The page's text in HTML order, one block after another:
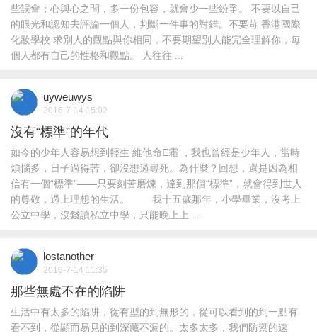
些誤會；心與心之間，多一份包容，就會少一些紛爭。 不要以自己
的眼光和認知去評論一個人，判斷一件事的對錯。不要苛 香港國際
化妝學校 求別人的觀點與你相同，不要期望別人能完全理解你，每
個人都有自己的性格和觀點。 人往往 ...
uyweuwys
2016-7-14 15:02
沒有“標準”的年代
如今的少年人容易想到輕生 維他命E霜 ，我也曾經是少年人，當時
煩惱多，日子過得苦，卻沒想過尋死。為什麼？回想，還是因為相
信有一個“標準”——只要刻苦磨煉，達到那個“標準”，就會得到世人
的尊敬，過上理想的生活。 我十五歲那年，小學畢業，沒考上
公立中學，沒錢讀私立中學，只能晚上上 ...
lostanother
2016-7-14 11:35
那些無處不在的陷阱
生活中有太多的陷阱，從有型的到無形的，從可以看到的到一點有
看不到，從顯而易見的到深藏不漏的。太多太多，我們防禦的速